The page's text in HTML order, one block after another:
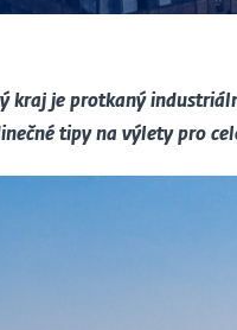
kraj je protkaný
tipy na výlety pro